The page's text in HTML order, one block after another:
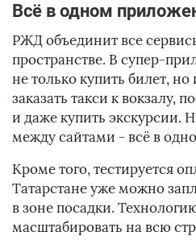
Всё в одном
РЖД объединит все
пространстве. В супер-
не только купить билет, но
заказать такси к вокзалу,
и даже купить экскурсии.
между сайтами - всё в
Кроме того, тестируется
Татарстане уже можно
в зоне посадки.
масштабировать на всю